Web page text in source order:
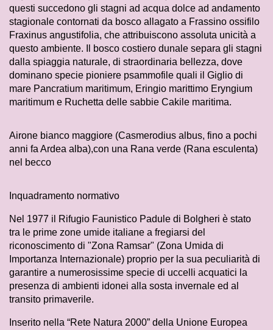
questi succedono gli stagni ad acqua dolce ad andamento
stagionale contornati da bosco allagato a Frassino ossifilo
Fraxinus angustifolia, che attribuiscono assoluta unicità a
questo ambiente. Il bosco costiero dunale separa gli stagni
dalla spiaggia naturale, di straordinaria bellezza, dove
dominano specie pioniere psammofile quali il Giglio di
mare Pancratium maritimum, Eringio marittimo Eryngium
maritimum e Ruchetta delle sabbie Cakile maritima.
Airone bianco maggiore (Casmerodius albus, fino a pochi
anni fa Ardea alba),con una Rana verde (Rana esculenta)
nel becco
Inquadramento normativo
Nel 1977 il Rifugio Faunistico Padule di Bolgheri è stato
tra le prime zone umide italiane a fregiarsi del
riconoscimento di "Zona Ramsar" (Zona Umida di
Importanza Internazionale) proprio per la sua peculiarità di
garantire a numerosissime specie di uccelli acquatici la
presenza di ambienti idonei alla sosta invernale ed al
transito primaverile.
Inserito nella “Rete Natura 2000” della Unione Europea